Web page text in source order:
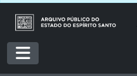
Toggle navigation